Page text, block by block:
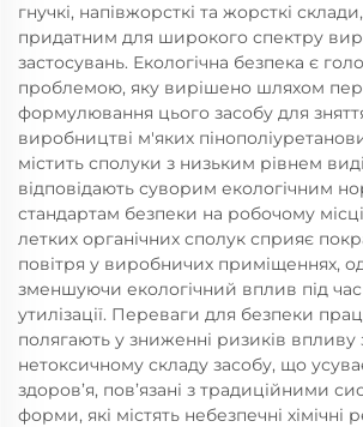
гнучкі, напівжорсткі та жорсткі
придатним для широкого спектру
застосувань. Екологічна безпека є
проблемою, яку вирішено шляхом
формулювання цього засобу для
виробництві м'яких
містить сполуки з низьким рівнем
відповідають суворим екологічним
стандартам безпеки на робочому
летких органічних сполук сприяє
повітря у виробничих приміщеннях,
зменшуючи екологічний вплив під
утилізації. Переваги для безпеки
полягають у зниженні ризиків впливу
нетоксичному складу засобу, що
здоров’я, пов’язані з традиційними
форми, які містять небезпечні хімічні